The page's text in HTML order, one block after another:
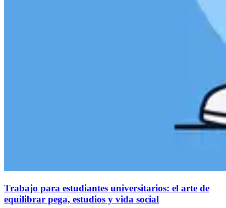
Trabajo para estudiantes universitarios: el arte de
equilibrar pega, estudios y vida social